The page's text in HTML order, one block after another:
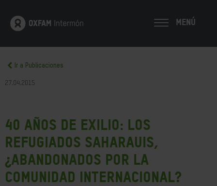
MENÚ
Ir a Publicaciones
27.04.2015
40 años de exilio: Los
refugiados saharauis,
¿abandonados por la
comunidad internacional?